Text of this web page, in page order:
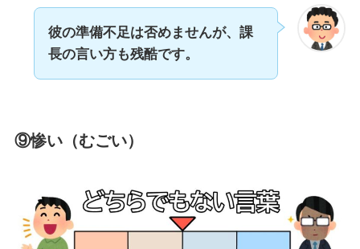
彼の準備不足は否めませんが、課
長の言い方も残酷です。
⑨惨い（むごい）